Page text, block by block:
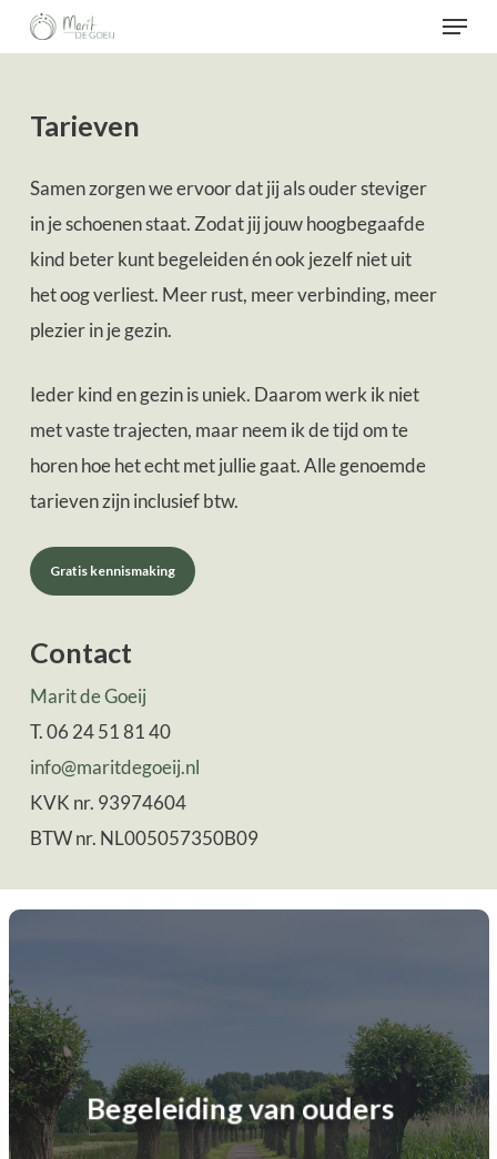
Skip
to
content
Menu
Tarieven
Samen zorgen we ervoor dat jij als ouder steviger
in je schoenen staat. Zodat jij jouw hoogbegaafde
kind beter kunt begeleiden én ook jezelf niet uit
het oog verliest. Meer rust, meer verbinding, meer
plezier in je gezin.
Ieder kind en gezin is uniek. Daarom werk ik niet
met vaste trajecten, maar neem ik de tijd om te
horen hoe het echt met jullie gaat. Alle genoemde
tarieven zijn inclusief btw.
Gratis kennismaking
Contact
Marit de Goeij
T. 06 24 51 81 40
info@maritdegoeij.nl
KVK nr. 93974604
BTW nr. NL005057350B09
Begeleiding van ouders